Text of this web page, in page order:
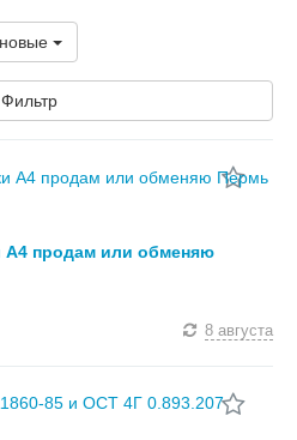
Фильтр
А4 продам или обменяю
8 августа